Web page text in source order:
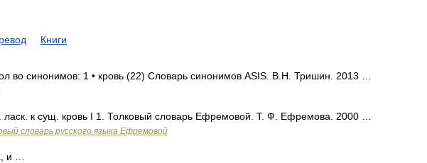
Книги
во синонимов: 1 • кровь (22) Словарь синонимов ASIS. В.Н. Тришин. 2013 …
ласк. к сущ. кровь I 1. Толковый словарь Ефремовой. Т. Ф. Ефремова. 2000 …
словарь русского языка Ефремовой
и …